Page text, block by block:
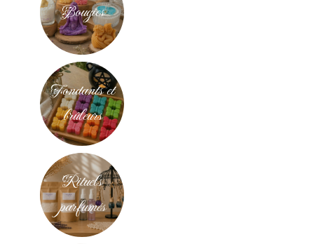
Bougies
Fondants et
brûleurs
Rituels
parfumés